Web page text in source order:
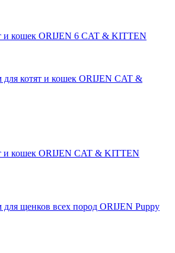
и кошек ORIJEN 6 CAT & KITTEN
и кошек ORIJEN CAT & KITTEN